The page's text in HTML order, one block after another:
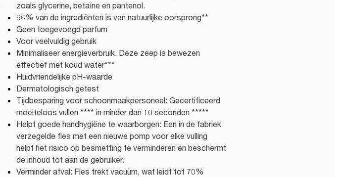
zoals glycerine, betaïne en pantenol.
96% van de ingrediënten is van natuurlijke oorsprong**
Geen toegevoegd parfum
Voor veelvuldig gebruik
Minimaliseer energieverbruik. Deze zeep is bewezen
effectief met koud water***
Huidvriendelijke pH-waarde
Dermatologisch getest
Tijdbesparing voor schoonmaakpersoneel: Gecertificeerd
moeiteloos vullen **** in minder dan 10 seconden *****
Helpt goede handhygiëne te waarborgen: Een in de fabriek
verzegelde fles met een nieuwe pomp voor elke vulling
helpt het risico op besmetting te verminderen en beschermt
de inhoud tot aan de gebruiker.
Verminder afval: Fles trekt vacuüm, wat leidt tot 70%